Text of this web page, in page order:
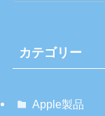
カテゴリー
Apple製品